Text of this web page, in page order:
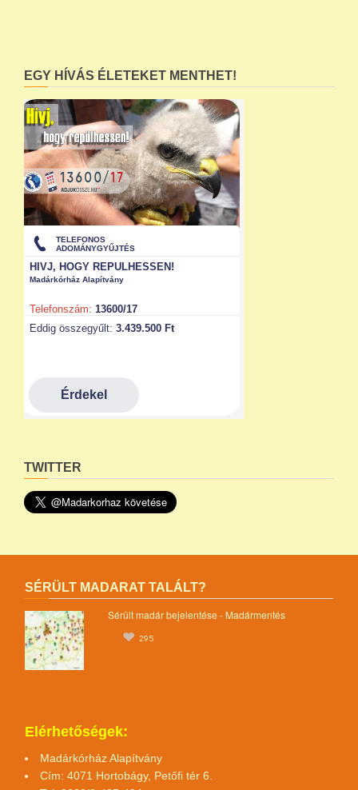
EGY HÍVÁS ÉLETEKET MENTHET!
TWITTER
SÉRÜLT MADARAT TALÁLT?
Sérült madár bejelentése - Madármentés
295
Elérhetőségek:
Madárkórház Alapítvány
Cím: 4071 Hortobágy, Petőfi tér 6.